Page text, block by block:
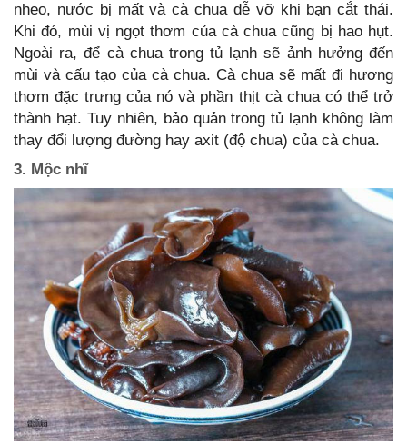
nheo, nước bị mất và cà chua dễ vỡ khi bạn cắt thái.
Khi đó, mùi vị ngọt thơm của cà chua cũng bị hao hụt.
Ngoài ra, để cà chua trong tủ lạnh sẽ ảnh hưởng đến
mùi và cấu tạo của cà chua. Cà chua sẽ mất đi hương
thơm đặc trưng của nó và phần thịt cà chua có thể trở
thành hạt. Tuy nhiên, bảo quản trong tủ lạnh không làm
thay đổi lượng đường hay axit (độ chua) của cà chua.
3. Mộc nhĩ